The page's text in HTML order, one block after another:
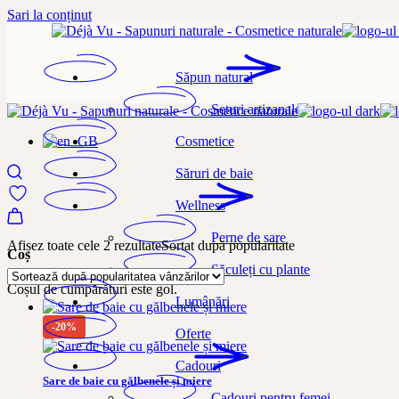
Sari la conținut
Săpun natural
Seturi artizanale
Cosmetice
Săruri de baie
Wellness
Perne de sare
Săculeți cu plante
Lumânări
Oferte
Cadouri
Coș
Coșul de cumpărături este gol.
Afișez toate cele 2 rezultateSortat după popularitate
-20%
Sare de baie cu gălbenele și miere